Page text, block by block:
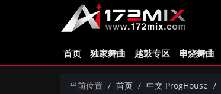
首页 独家舞曲 越鼓专区 串烧舞曲
当前位置 首页 中文 ProgHouse